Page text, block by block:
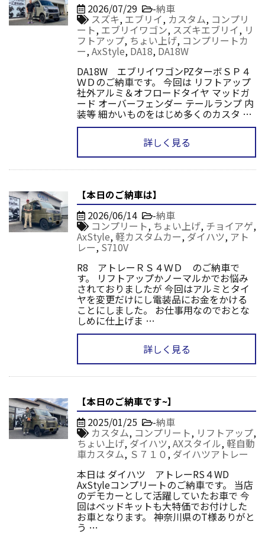
2026/07/29 -納車
スズキ,エブリイ, カスタム, コンプリ
ート, エブリイワゴン, スズキエブリイ, リ
フトアップ, ちょい上げ, コンプリートカ
ー,AxStyle, DA18, DA18W
DA18W エブリイワゴンPZターボＳＰ４
ＷＤのご納車です。 今回は リフトアップ
社外アルミ＆オフロードタイヤ マッドガ
ード オーバーフェンダー テールランプ 内
装等 細かいものをはじめ多くのカスタ …
詳しく見る
【本日のご納車は】
2026/06/14 -納車
コンプリート, ちょい上げ, チョイアゲ,
AxStyle, 軽カスタムカー, ダイハツ, アト
レー,S710V
R8 アトレーＲＳ４ＷＤ のご納車で
す。 リフトアップかノーマルかでお悩み
されておりましたが 今回はアルミとタイ
ヤを変更だけにし電装品にお金をかける
ことにしました。 お仕事用なのでおとな
しめに仕上げま …
詳しく見る
【本日のご納車です~】
2025/01/25 -納車
カスタム, コンプリート, リフトアップ,
ちょい上げ,ダイハツ,AXスタイル, 軽自動
車カスタム, Ｓ７１０, ダイハツアトレー
本日は ダイハツ アトレーRS４WD
AxStyleコンプリートのご納車です。 当店
のデモカーとして活躍していたお車で 今
回はベッドキットも大特価でお付けした
お車となります。 神奈川県のT様ありがと
う …